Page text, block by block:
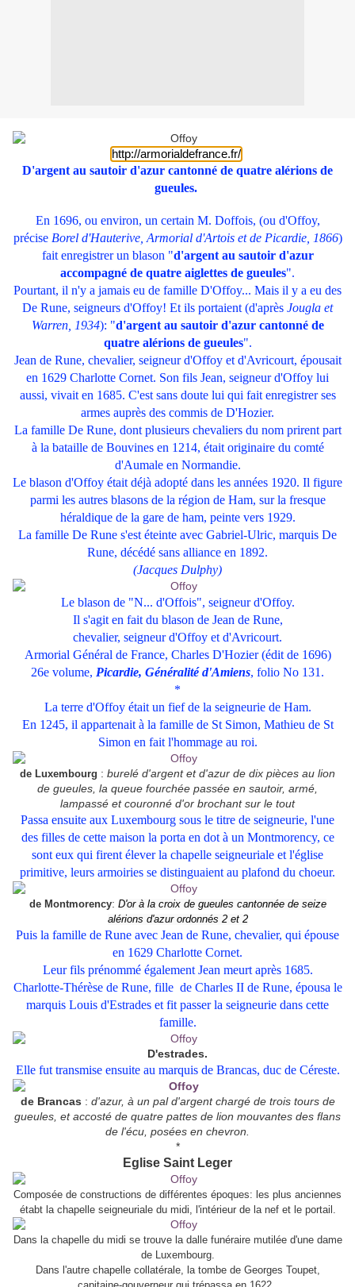
http://armorialdefrance.fr/
D'argent au sautoir d'azur cantonné de quatre alérions de
gueules.
En 1696, ou environ, un certain M. Doffois, (ou d'Offoy,
précise Borel d'Hauterive, Armorial d'Artois et de Picardie, 1866)
fait enregistrer un blason "d'argent au sautoir d'azur
accompagné de quatre aiglettes de gueules".
Pourtant, il n'y a jamais eu de famille D'Offoy... Mais il y a eu des
De Rune, seigneurs d'Offoy! Et ils portaient (d'après Jougla et
Warren, 1934): "d'argent au sautoir d'azur cantonné de
quatre alérions de gueules".
Jean de Rune, chevalier, seigneur d'Offoy et d'Avricourt, épousait
en 1629 Charlotte Cornet. Son fils Jean, seigneur d'Offoy lui
aussi, vivait en 1685. C'est sans doute lui qui fait enregistrer ses
armes auprès des commis de D'Hozier.
La famille De Rune, dont plusieurs chevaliers du nom prirent part
à la bataille de Bouvines en 1214, était originaire du comté
d'Aumale en Normandie.
Le blason d'Offoy était déjà adopté dans les années 1920. Il figure
parmi les autres blasons de la région de Ham, sur la fresque
héraldique de la gare de ham, peinte vers 1929.
La famille De Rune s'est éteinte avec Gabriel-Ulric, marquis De
Rune, décédé sans alliance en 1892.
(Jacques Dulphy)
Le blason de "N... d'Offois", seigneur d'Offoy.
Il s'agit en fait du blason de Jean de Rune,
chevalier, seigneur d'Offoy et d'Avricourt.
Armorial Général de France, Charles D'Hozier (édit de 1696)
26e volume, Picardie, Généralité d'Amiens, folio No 131.
*
La terre d'Offoy était un fief de la seigneurie de Ham.
En 1245, il appartenait à la famille de St Simon, Mathieu de St
Simon en fait l'hommage au roi.
de Luxembourg : burelé d'argent et d'azur de dix pièces au lion
de gueules, la queue fourchée passée en sautoir, armé,
lampassé et couronné d'or brochant sur le tout
Passa ensuite aux Luxembourg sous le titre de seigneurie, l'une
des filles de cette maison la porta en dot à un Montmorency, ce
sont eux qui firent élever la chapelle seigneuriale et l'église
primitive, leurs armoiries se distinguaient au plafond du choeur.
de Montmorency: D'or à la croix de gueules cantonnée de seize
alérions d'azur ordonnés 2 et 2
Puis la famille de Rune avec Jean de Rune, chevalier, qui épouse
en 1629 Charlotte Cornet.
Leur fils prénommé également Jean meurt après 1685.
Charlotte-Thérèse de Rune, fille de Charles II de Rune, épousa le
marquis Louis d'Estrades et fit passer la seigneurie dans cette
famille.
D'estrades.
Elle fut transmise ensuite au marquis de Brancas, duc de Céreste.
de Brancas : d'azur, à un pal d'argent chargé de trois tours de
gueules, et accosté de quatre pattes de lion mouvantes des flans
de l'écu, posées en chevron.
*
Eglise Saint Leger
Composée de constructions de différentes époques: les plus anciennes
étabt la chapelle seigneuriale du midi, l'intérieur de la nef et le portail.
Dans la chapelle du midi se trouve la dalle funéraire mutilée d'une dame
de Luxembourg.
Dans l'autre chapelle collatérale, la tombe de Georges Toupet,